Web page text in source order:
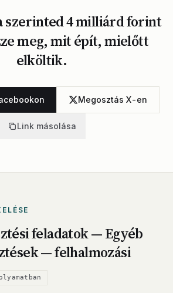
szerinted 4 milliárd forint
meg, mit épít, mielőtt
elköltik.
Megosztás X-en
Link másolása
feladatok — Egyéb
— felhalmozási